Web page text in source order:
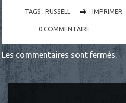
TAGS : RUSSELL IMPRIMER
0 COMMENTAIRE
Les commentaires sont fermés.